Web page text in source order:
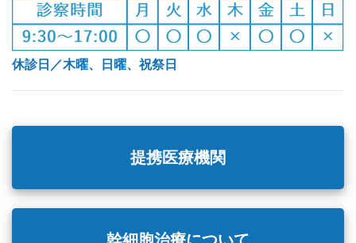
休診日／木曜、日曜、祝祭日
提携医療機関